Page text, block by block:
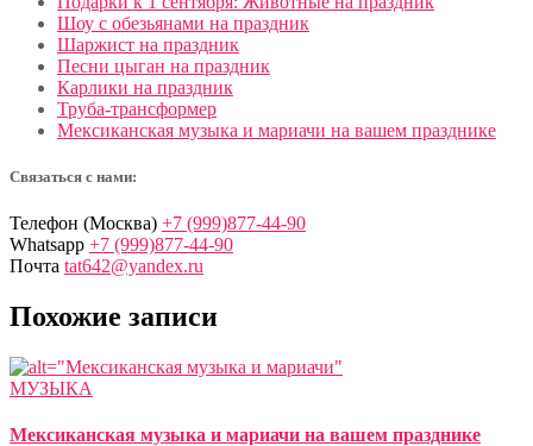
Шоу с обезьянами на праздник
Шаржист на праздник
Песни цыган на праздник
Карлики на праздник
Труба-трансформер
Мексиканская музыка и мариачи на вашем празднике
Связаться с нами:
Телефон (Москва) +7 (999)877-44-90
Whatsapp +7 (999)877-44-90
Почта tat642@yandex.ru
Похожие записи
МУЗЫКА
Мексиканская музыка и мариачи на вашем празднике